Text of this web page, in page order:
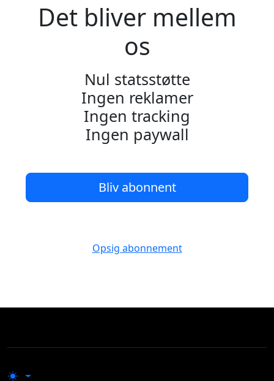
Det bliver mellem
os
Nul statsstøtte
Ingen reklamer
Ingen tracking
Ingen paywall
Bliv abonnent
Opsig abonnement